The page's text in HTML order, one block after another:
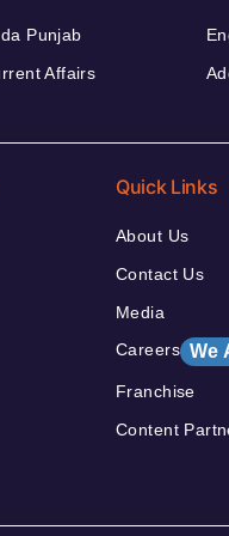
Punjab
Affairs
Quick Links
About Us
Contact Us
Media
Careers We
Franchise
Content